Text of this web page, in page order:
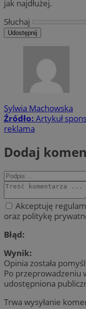
jak najdłużej.
Słuchaj
Udostępnij
Sylwia Machowska
Źródło: Artykuł
reklama
Dodaj
Akceptuję
oraz politykę
Błąd:
Wynik:
Opinia została
Po przeprowadzeniu
udostępniona
Trwa wysyłanie